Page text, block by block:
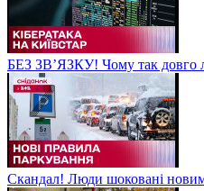
БЕЗ ЗВʼЯЗКУ! Чому так довго
Скандал! Люди шоковані